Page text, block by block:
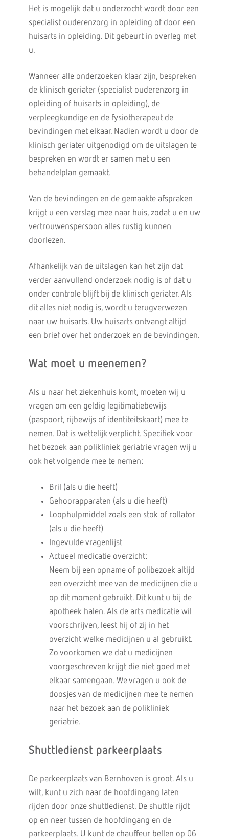
Het is mogelijk dat u onderzocht wordt door een
specialist ouderenzorg in opleiding of door een
huisarts in opleiding. Dit gebeurt in overleg met
u.
Wanneer alle onderzoeken klaar zijn, bespreken
de klinisch geriater (specialist ouderenzorg in
opleiding of huisarts in opleiding), de
verpleegkundige en de fysiotherapeut de
bevindingen met elkaar. Nadien wordt u door de
klinisch geriater uitgenodigd om de uitslagen te
bespreken en wordt er samen met u een
behandelplan gemaakt.
Van de bevindingen en de gemaakte afspraken
krijgt u een verslag mee naar huis, zodat u en uw
vertrouwenspersoon alles rustig kunnen
doorlezen.
Afhankelijk van de uitslagen kan het zijn dat
verder aanvullend onderzoek nodig is of dat u
onder controle blijft bij de klinisch geriater. Als
dit alles niet nodig is, wordt u terugverwezen
naar uw huisarts. Uw huisarts ontvangt altijd
een brief over het onderzoek en de bevindingen.
Wat moet u meenemen?
Als u naar het ziekenhuis komt, moeten wij u
vragen om een geldig legitimatiebewijs
(paspoort, rijbewijs of identiteitskaart) mee te
nemen. Dat is wettelijk verplicht. Specifiek voor
het bezoek aan polikliniek geriatrie vragen wij u
ook het volgende mee te nemen:
Bril (als u die heeft)
Gehoorapparaten (als u die heeft)
Loophulpmiddel zoals een stok of rollator
(als u die heeft)
Ingevulde vragenlijst
Actueel medicatie overzicht:
Neem bij een opname of polibezoek altijd
een overzicht mee van de medicijnen die u
op dit moment gebruikt. Dit kunt u bij de
apotheek halen. Als de arts medicatie wil
voorschrijven, leest hij of zij in het
overzicht welke medicijnen u al gebruikt.
Zo voorkomen we dat u medicijnen
voorgeschreven krijgt die niet goed met
elkaar samengaan. We vragen u ook de
doosjes van de medicijnen mee te nemen
naar het bezoek aan de polikliniek
geriatrie.
Shuttledienst parkeerplaats
De parkeerplaats van Bernhoven is groot. Als u
wilt, kunt u zich naar de hoofdingang laten
rijden door onze shuttledienst. De shuttle rijdt
op en neer tussen de hoofdingang en de
parkeerplaats. U kunt de chauffeur bellen op 06